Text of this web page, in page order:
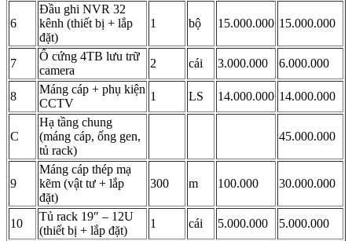
6
Đầu ghi NVR 32
kênh (thiết bị + lắp
đặt)
1 bộ 15.000.000 15.000.000
7
Ổ cứng 4TB lưu trữ
camera
2 cái 3.000.000 6.000.000
8
Máng cáp + phụ kiện
CCTV
1 LS 14.000.000 14.000.000
C
Hạ tầng chung
(máng cáp, ống gen,
tủ rack)
45.000.000
9
Máng cáp thép mạ
kẽm (vật tư + lắp
đặt)
300 m 100.000 30.000.000
10
Tủ rack 19″ – 12U
(thiết bị + lắp đặt)
1 cái 5.000.000 5.000.000